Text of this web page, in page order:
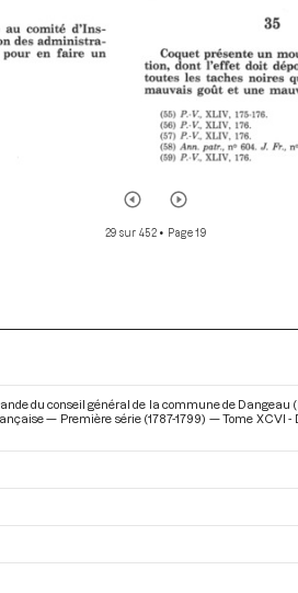
29 sur 452• Page 19
du conseil général de la commune de Dangeau
— Première série (1787-1799) — Tome XCVI -